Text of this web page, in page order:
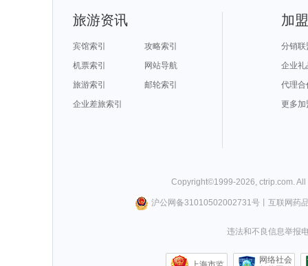
旅游资讯
宾馆索引
攻略索引
机票索引
网站导航
旅游索引
邮轮索引
企业差旅索引
加
分销联
企业礼
代理合
更多加
Copyright©1999-2026 ctrip.com .
沪公网备31010502002731号丨 互联网药
违法和不良信息举报
网络社会